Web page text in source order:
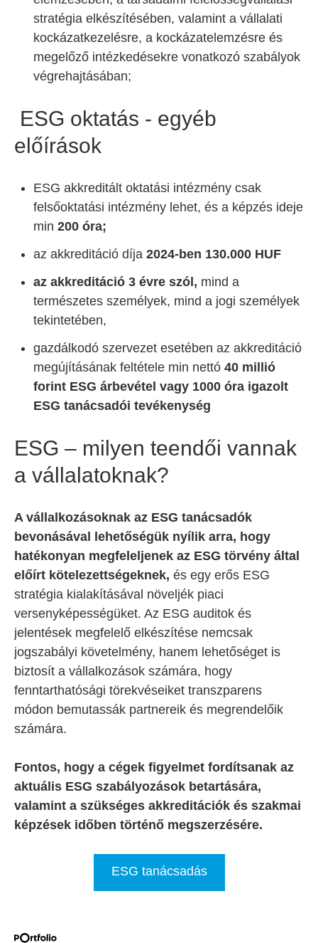
stratégia elkészítésében, valamint a vállalati
kockázatkezelésre, a kockázatelemzésre és
megelőző intézkedésekre vonatkozó szabályok
végrehajtásában;
ESG oktatás - egyéb
előírások
ESG akkreditált oktatási intézmény csak
felsőoktatási intézmény lehet, és a képzés ideje
min 200 óra;
az akkreditáció díja 2024-ben 130.000 HUF
az akkreditáció 3 évre szól, mind a
természetes személyek, mind a jogi személyek
tekintetében,
gazdálkodó szervezet esetében az akkreditáció
megújításának feltétele min nettó 40 millió
forint ESG árbevétel vagy 1000 óra igazolt
ESG tanácsadói tevékenység
ESG – milyen teendői vannak
a vállalatoknak?
A vállalkozásoknak az ESG tanácsadók
bevonásával lehetőségük nyílik arra, hogy
hatékonyan megfeleljenek az ESG törvény által
előírt kötelezettségeknek, és egy erős ESG
stratégia kialakításával növeljék piaci
versenyképességüket. Az ESG auditok és
jelentések megfelelő elkészítése nemcsak
jogszabályi követelmény, hanem lehetőséget is
biztosít a vállalkozások számára, hogy
fenntarthatósági törekvéseiket transzparens
módon bemutassák partnereik és megrendelőik
számára.
Fontos, hogy a cégek figyelmet fordítsanak az
aktuális ESG szabályozások betartására,
valamint a szükséges akkreditációk és szakmai
képzések időben történő megszerzésére.
ESG tanácsadás